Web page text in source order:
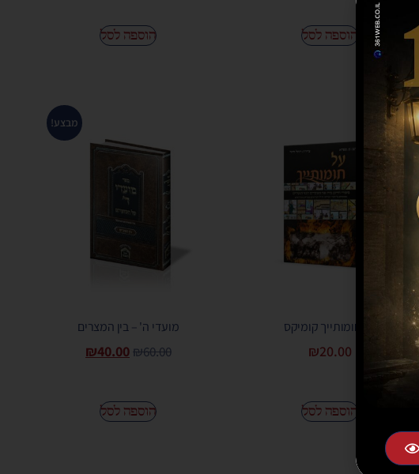
הוספה לסל הוספה לסל
על חומותייך קומיקס
₪20.00
הוספה לסל
מבצע!
מועדי ה' – בין המצרים
₪60.00
₪40.00
הוספה לסל